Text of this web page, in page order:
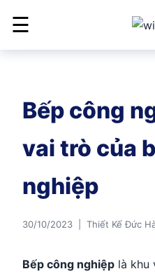
☰
Bếp công
vai trò của
nghiệp
30/10/2023 | Thiết Kế Đức
Bếp công nghiệp là khu